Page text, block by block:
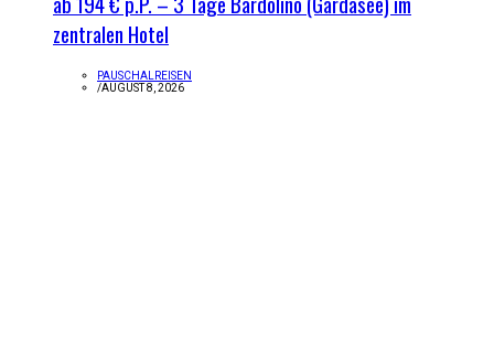
zentralen Hotel
PAUSCHALREISEN
/AUGUST 8, 2026